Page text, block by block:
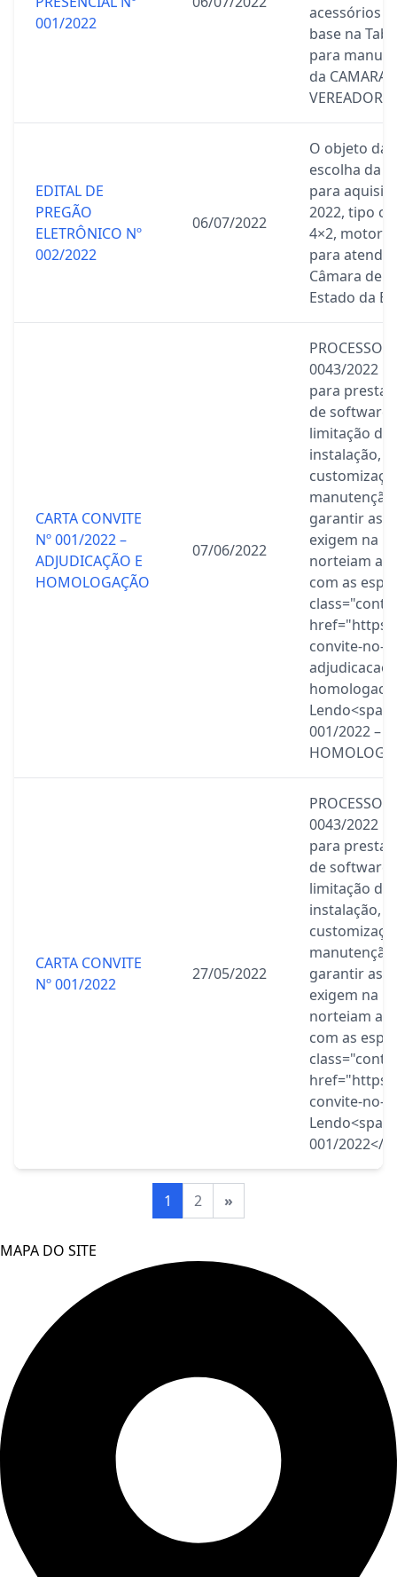
001/2022
acessórios
base na
para
da CAMARA
EDITAL DE
PREGÃO
ELETRÔNICO Nº
002/2022
06/07/2022
O objeto da
escolha da
para
2022, tipo
4×2, motor
para
Câmara de
Estado da
CARTA CONVITE
Nº 001/2022 –
ADJUDICAÇÃO E
HOMOLOGAÇÃO
07/06/2022
PROCESSO
0043/2022
para
de software
limitação de
instalação,
garantir as
exigem na
norteiam a
com as
convite-no-
adjudicacao-
001/2022 –
CARTA CONVITE
Nº 001/2022
27/05/2022
PROCESSO
0043/2022
para
de software
limitação de
instalação,
garantir as
exigem na
norteiam a
com as
convite-no-
001/2022</
1 2 »
MAPA DO SITE